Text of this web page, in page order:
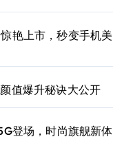
艳上市，秒变手机美
值爆升秘诀大公开
登场，时尚旗舰新体